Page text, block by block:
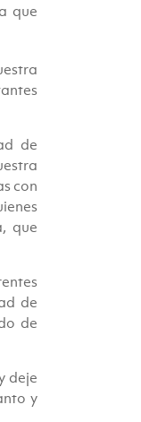
que
de
con
que
de
de
deje
y